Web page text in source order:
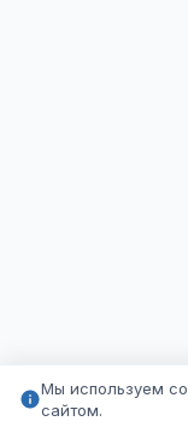
Мы используем
сайтом.